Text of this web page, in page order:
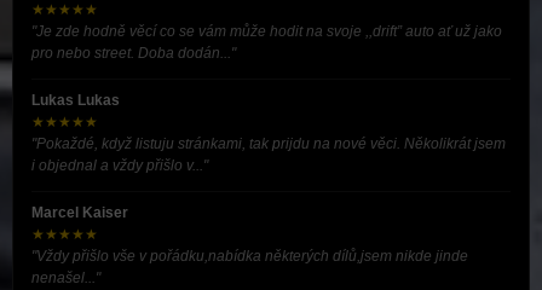
★★★★★
"Je zde hodně věcí co se vám může hodit na svoje ,,drift” auto ať už jako
pro nebo street. Doba dodán..."
Lukas Lukas
★★★★★
"Pokaždé, když listuju stránkami, tak prijdu na nové věci. Několikrát jsem
i objednal a vždy přišlo v..."
Marcel Kaiser
★★★★★
"Vždy přišlo vše v pořádku,nabídka některých dílů,jsem nikde jinde
nenašel..."